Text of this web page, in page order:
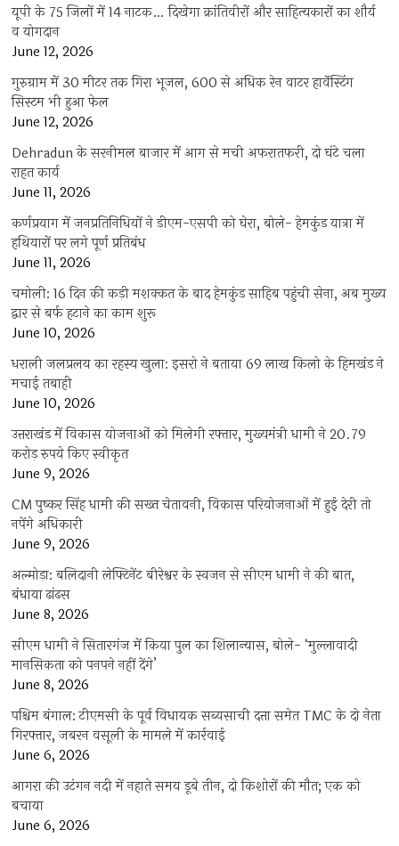
यूपी के 75 जिलों में 14 नाटक… दिखेगा क्रांतिवीरों और साहित्यकारों का शौर्य
व योगदान
June 12, 2026
गुरुग्राम में 30 मीटर तक गिरा भूजल, 600 से अधिक रेन वाटर हार्वेस्टिंग
सिस्टम भी हुआ फेल
June 12, 2026
Dehradun के सरनीमल बाजार में आग से मची अफरातफरी, दो घंटे चला
राहत कार्य
June 11, 2026
कर्णप्रयाग में जनप्रतिनिधियों ने डीएम-एसपी को घेरा, बोले- हेमकुंड यात्रा में
हथियारों पर लगे पूर्ण प्रतिबंध
June 11, 2026
चमोली: 16 दिन की कड़ी मशक्कत के बाद हेमकुंड साहिब पहुंची सेना, अब मुख्य
द्वार से बर्फ हटाने का काम शुरू
June 10, 2026
धराली जलप्रलय का रहस्य खुला: इसरो ने बताया 69 लाख किलो के हिमखंड ने
मचाई तबाही
June 10, 2026
उत्तराखंड में विकास योजनाओं को मिलेगी रफ्तार, मुख्यमंत्री धामी ने 20.79
करोड़ रुपये किए स्वीकृत
June 9, 2026
CM पुष्कर सिंह धामी की सख्त चेतावनी, विकास परियोजनाओं में हुई देरी तो
नपेंगे अधिकारी
June 9, 2026
अल्मोड़ा: बलिदानी लेफ्टिनेंट बीरेश्वर के स्वजन से सीएम धामी ने की बात,
बंधाया ढांढस
June 8, 2026
सीएम धामी ने सितारगंज में किया पुल का शिलान्यास, बोले- ‘मुल्लावादी
मानसिकता को पनपने नहीं देंगे’
June 8, 2026
पश्चिम बंगाल: टीएमसी के पूर्व विधायक सब्यसाची दत्ता समेत TMC के दो नेता
गिरफ्तार, जबरन वसूली के मामले में कार्रवाई
June 6, 2026
आगरा की उटंगन नदी में नहाते समय डूबे तीन, दो किशोरों की मौत; एक को
बचाया
June 6, 2026